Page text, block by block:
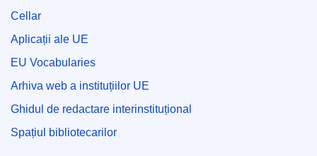
Cellar
Aplicații ale UE
EU Vocabularies
Arhiva web a instituțiilor UE
Ghidul de redactare interinstituțional
Spațiul bibliotecarilor